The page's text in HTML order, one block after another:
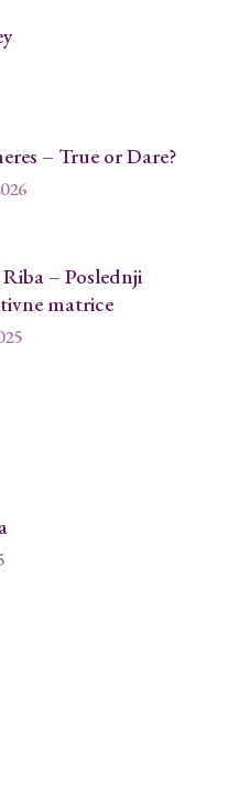
– True or Dare?
– Poslednji
matrice